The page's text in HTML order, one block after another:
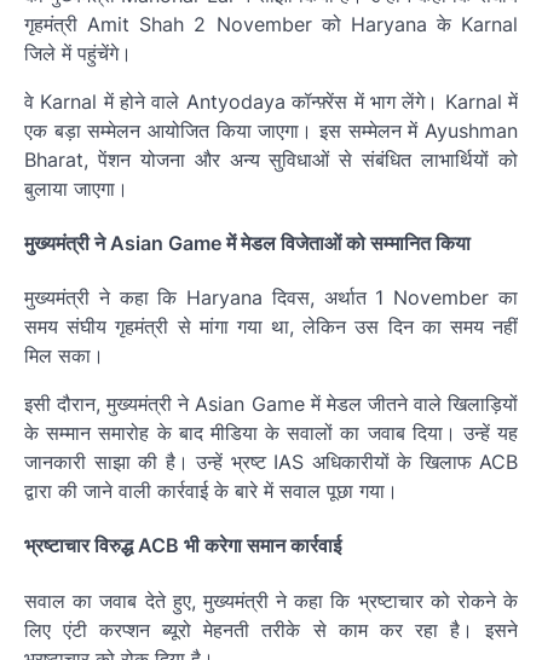
गृहमंत्री Amit Shah 2 November को Haryana के Karnal
जिले में पहुंचेंगे।
वे Karnal में होने वाले Antyodaya कॉन्फ़्रेंस में भाग लेंगे। Karnal में
एक बड़ा सम्मेलन आयोजित किया जाएगा। इस सम्मेलन में Ayushman
Bharat, पेंशन योजना और अन्य सुविधाओं से संबंधित लाभार्थियों को
बुलाया जाएगा।
मुख्यमंत्री ने Asian Game में मेडल विजेताओं को सम्मानित किया
मुख्यमंत्री ने कहा कि Haryana दिवस, अर्थात 1 November का
समय संघीय गृहमंत्री से मांगा गया था, लेकिन उस दिन का समय नहीं
मिल सका।
इसी दौरान, मुख्यमंत्री ने Asian Game में मेडल जीतने वाले खिलाड़ियों
के सम्मान समारोह के बाद मीडिया के सवालों का जवाब दिया। उन्हें यह
जानकारी साझा की है। उन्हें भ्रष्ट IAS अधिकारीयों के खिलाफ ACB
द्वारा की जाने वाली कार्रवाई के बारे में सवाल पूछा गया।
भ्रष्टाचार विरुद्ध ACB भी करेगा समान कार्रवाई
सवाल का जवाब देते हुए, मुख्यमंत्री ने कहा कि भ्रष्टाचार को रोकने के
लिए एंटी करप्शन ब्यूरो मेहनती तरीके से काम कर रहा है। इसने